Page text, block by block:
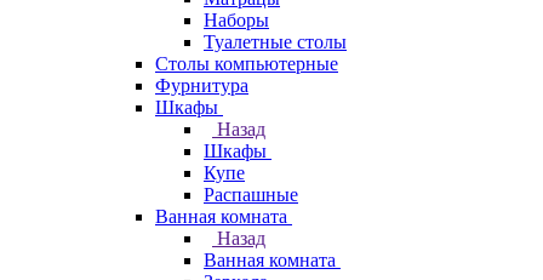
Наборы
Туалетные столы
Столы компьютерные
Фурнитура
Шкафы
Назад
Шкафы
Купе
Распашные
Ванная комната
Назад
Ванная комната